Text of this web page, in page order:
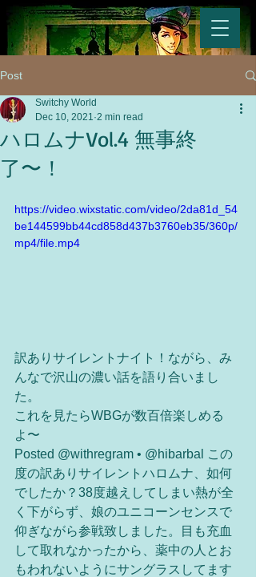
Post
ハロムナVol.4 無事終
了〜！
Switchy World
Dec 10, 2021 2 min read
https://video.wixstatic.com/video/2da81d_54
be144599bb44cd858d437b3760eb35/360p/
mp4/file.mp4
訳ありサイレントナイト！ながら、み
んなで沢山の濃い話を語り合いまし
た。
これを見たらWBGが数百倍楽しめる
よ〜
Posted @withregram • @hibarbal この
度の訳ありサイレントハロムナ、如何
でしたか？38度越えしてしまい熱が全
く下がらず、娘のユニコーンセンスで
仰ぎながら参戦致しました。目も充血
して取れなかったから、薬中の人とお
もわれないようにサングラスしてます